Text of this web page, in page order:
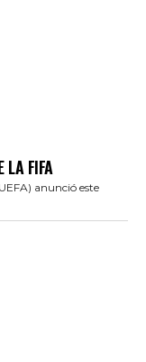
LA FIFA
anunció este